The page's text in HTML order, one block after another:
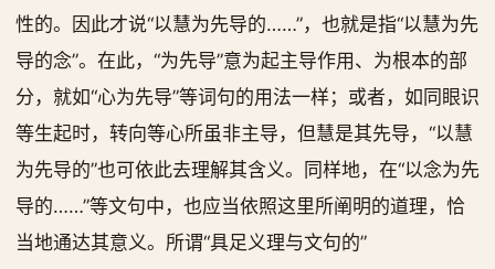
性的。因此才说“以慧为先导的……”，也就是指“以慧为先
导的念”。在此，“为先导”意为起主导作用、为根本的部
分，就如“心为先导”等词句的用法一样；或者，如同眼识
等生起时，转向等心所虽非主导，但慧是其先导，“以慧
为先导的”也可依此去理解其含义。同样地，在“以念为先
导的……”等文句中，也应当依照这里所阐明的道理，恰
当地通达其意义。所谓“具足义理与文句的”